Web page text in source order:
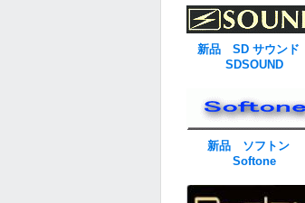
新品 SD サウンド
SDSOUND
新品 ソフトン
Softone